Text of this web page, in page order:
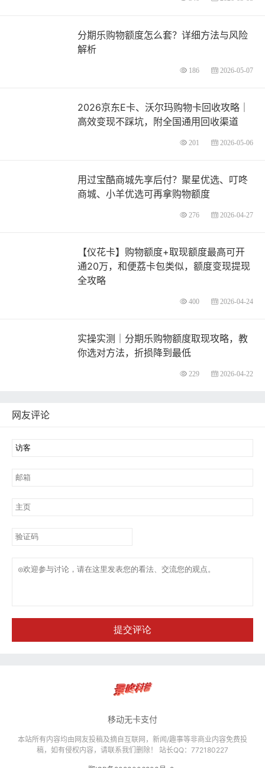
分期乐购物额度怎么套？详细方法与风险
解析
186 2026-05-07
2026京东E卡、沃尔玛购物卡回收攻略｜
高效变现不踩坑，附全国通用回收渠道
201 2026-05-06
用过宝酷商城先享后付？聚星优选、叮咚
商城、小羊优选可再拿购物额度
276 2026-04-27
【仪花卡】购物额度+取现额度最高可开
通20万，和便荔卡包类似，额度变现提现
全攻略
400 2026-04-24
实操实测｜分期乐购物额度取现攻略，教
你选对方法，折损降到最低
229 2026-04-22
网友评论
提交评论
移动无卡支付
本站所有内容均由网友投稿及摘自互联网，新闻/趣事等非商业内容免费投
稿，如有侵权内容，请联系我们删除！ 站长QQ：772180227